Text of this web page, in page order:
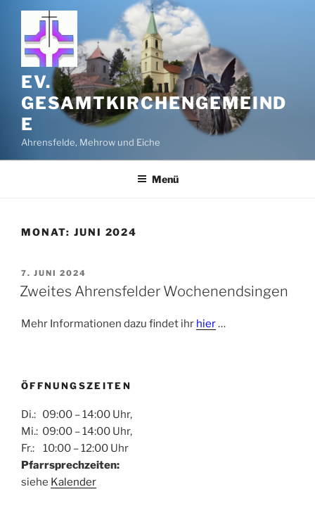
Zum
springen
EV.
GESAMTKIRCHENGEMEIND
E
Ahrensfelde, Mehrow und Eiche
Menü
MONAT: JUNI 2024
VERÖFFENTLICHT
AM
7. JUNI 2024
Zweites Ahrensfelder Wochenendsingen
Mehr Informationen dazu findet ihr hier…
ÖFFNUNGSZEITEN
Di.: 09:00 – 14:00 Uhr,
Mi.: 09:00 – 14:00 Uhr,
Fr.: 10:00 – 12:00 Uhr
Pfarrsprechzeiten:
siehe Kalender